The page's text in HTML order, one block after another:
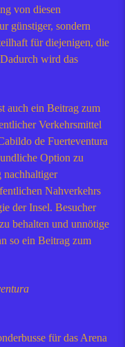
von diesen
günstiger, sondern
für diejenigen, die
wird das
auch ein Beitrag zum
Verkehrsmittel
de Fuerteventura
Option zu
nachhaltiger
Nahverkehrs
der Insel. Besucher
behalten und unnötige
so ein Beitrag zum
für das Arena